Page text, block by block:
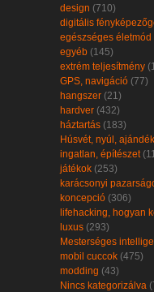
design (710)
digitális
egészséges életmód
egyéb (145)
extrém teljesítmény
GPS, navigáció (77)
hangszer (21)
hardver (432)
háztartás (183)
Húsvét, nyúl, ajándék
ingatlan, építészet
játékok (253)
karácsonyi
koncepció (306)
lifehacking, hogyan
luxus (293)
Mesterséges
mobil cuccok (475)
modding (43)
Nincs kategorizálva